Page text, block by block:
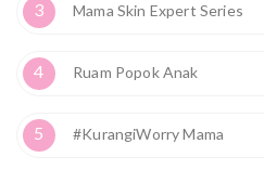
3 Mama Skin Expert Series
4 Ruam Popok Anak
5 #KurangiWorry Mama